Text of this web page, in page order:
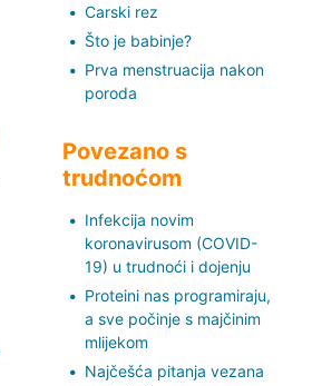
Carski rez
Što je babinje?
Prva menstruacija nakon
poroda
Povezano s
trudnoćom
Infekcija novim
koronavirusom (COVID-
19) u trudnoći i dojenju
Proteini nas programiraju,
a sve počinje s majčinim
mlijekom
Najčešća pitanja vezana